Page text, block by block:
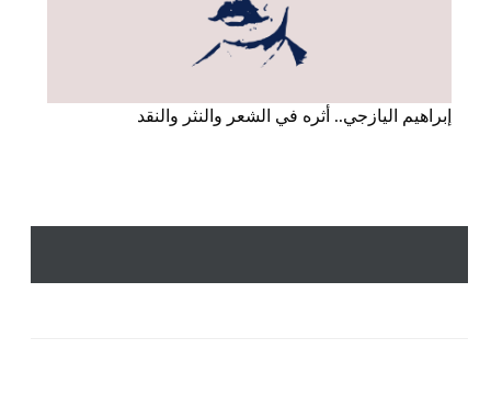
إبراهيم اليازجي.. أثره في الشعر والنثر والنقد